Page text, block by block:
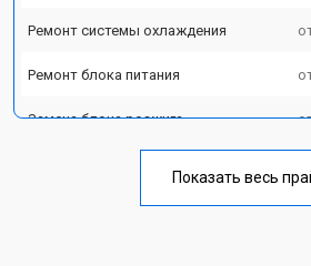
Ремонт системы охлаждения
Ремонт блока питания
Замена блока розжига
Показать весь